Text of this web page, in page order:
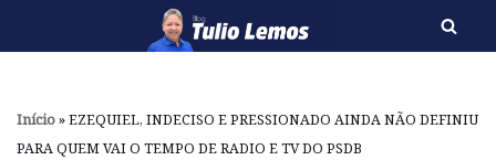
o
conteúdo
Início»EZEQUIEL, INDECISO E PRESSIONADO AINDA NÃO DEFINIU
PARA QUEM VAI O TEMPO DE RADIO E TV DO PSDB